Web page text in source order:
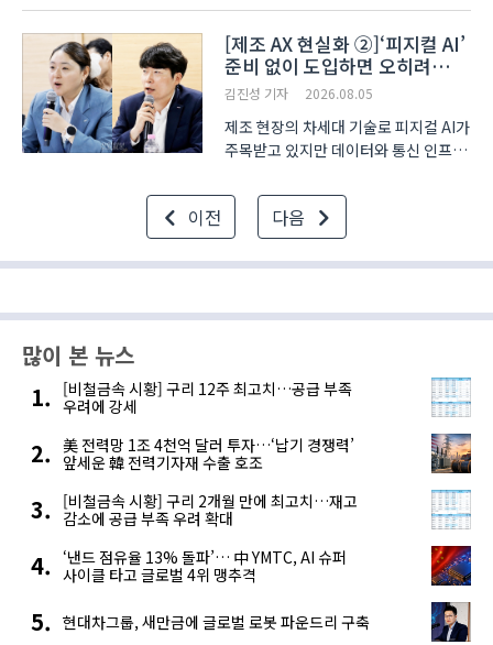
대규모 마케팅 행사가 내수 소비를 이끈
결과로 풀이된다. 국가데이터처 이두원
경제동향통제심의관은 지난..
[제조 AX 현실화 ②]‘피지컬 AI’
준비 없이 도입하면 오히려
리스크
김진성 기자 2026.08.05
제조 현장의 차세대 기술로 피지컬 AI가
주목받고 있지만 데이터와 통신 인프라,
생산성과 재무 건전성을 해칠 수 있다는
경고가 나왔다. 현장에서는 피지컬
AI를 적용하려면 기존 생산
데이터만으로는 부족..
이전 다음
많이 본 뉴스
[비철금속 시황] 구리 12주 최고치…공급 부족
우려에 강세
美 전력망 1조 4천억 달러 투자…‘납기 경쟁력’
앞세운 韓 전력기자재 수출 호조
[비철금속 시황] 구리 2개월 만에 최고치…재고
감소에 공급 부족 우려 확대
‘낸드 점유율 13% 돌파’… 中 YMTC, AI 슈퍼
사이클 타고 글로벌 4위 맹추격
현대차그룹, 새만금에 글로벌 로봇 파운드리 구축